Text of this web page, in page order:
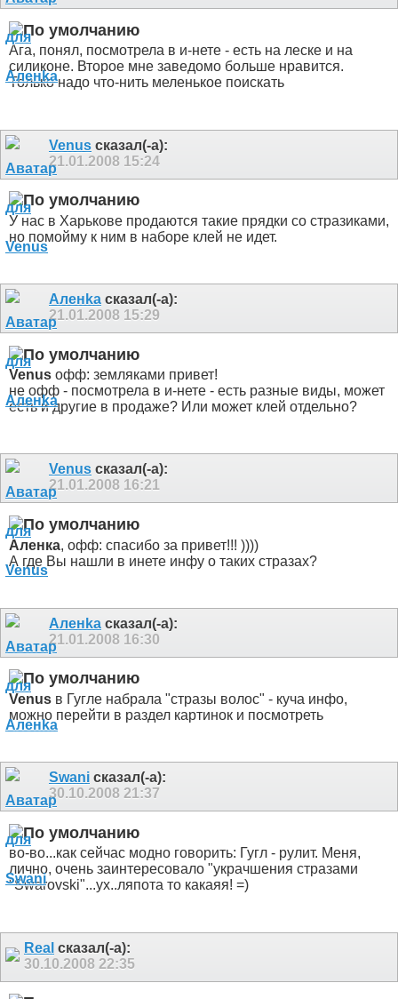
Ага, понял, посмотрела в и-нете - есть на леске и на
силиконе. Второе мне заведомо больше нравится.
Только надо что-нить меленькое поискать
Venus сказал(-а):
21.01.2008 15:24
У нас в Харькове продаются такие прядки со стразиками,
но помойму к ним в наборе клей не идет.
Аленka сказал(-а):
21.01.2008 15:29
Venus офф: земляками привет!
не офф - посмотрела в и-нете - есть разные виды, может
есть и другие в продаже? Или может клей отдельно?
Venus сказал(-а):
21.01.2008 16:21
Аленка, офф: спасибо за привет!!! ))))
А где Вы нашли в инете инфу о таких стразах?
Аленka сказал(-а):
21.01.2008 16:30
Venus в Гугле набрала "стразы волос" - куча инфо,
можно перейти в раздел картинок и посмотреть
Swani сказал(-а):
30.10.2008 21:37
во-во...как сейчас модно говорить: Гугл - рулит. Меня,
лично, очень заинтересовало "украчшения стразами
"Swarovski"...ух..ляпота то какаяя! =)
Real сказал(-а):
30.10.2008 22:35